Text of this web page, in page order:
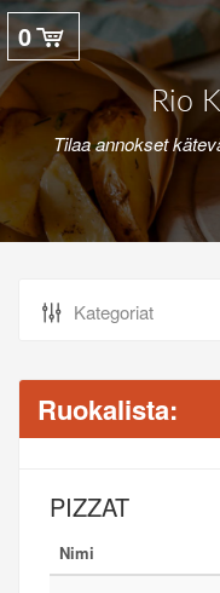
0
Rio
Tilaa annokset
Ruokalista:
PIZZAT
Nimi